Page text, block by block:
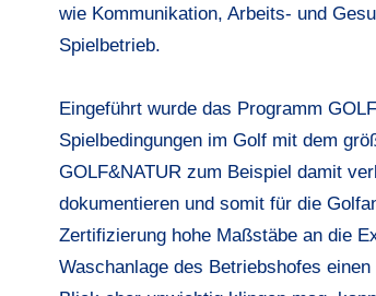
wie Kommunikation, Arbeits- und
Spielbetrieb.
Eingeführt wurde das Programm
Spielbedingungen im Golf mit dem
GOLF&NATUR zum Beispiel damit
dokumentieren und somit für die
Zertifizierung hohe Maßstäbe an die
Waschanlage des Betriebshofes